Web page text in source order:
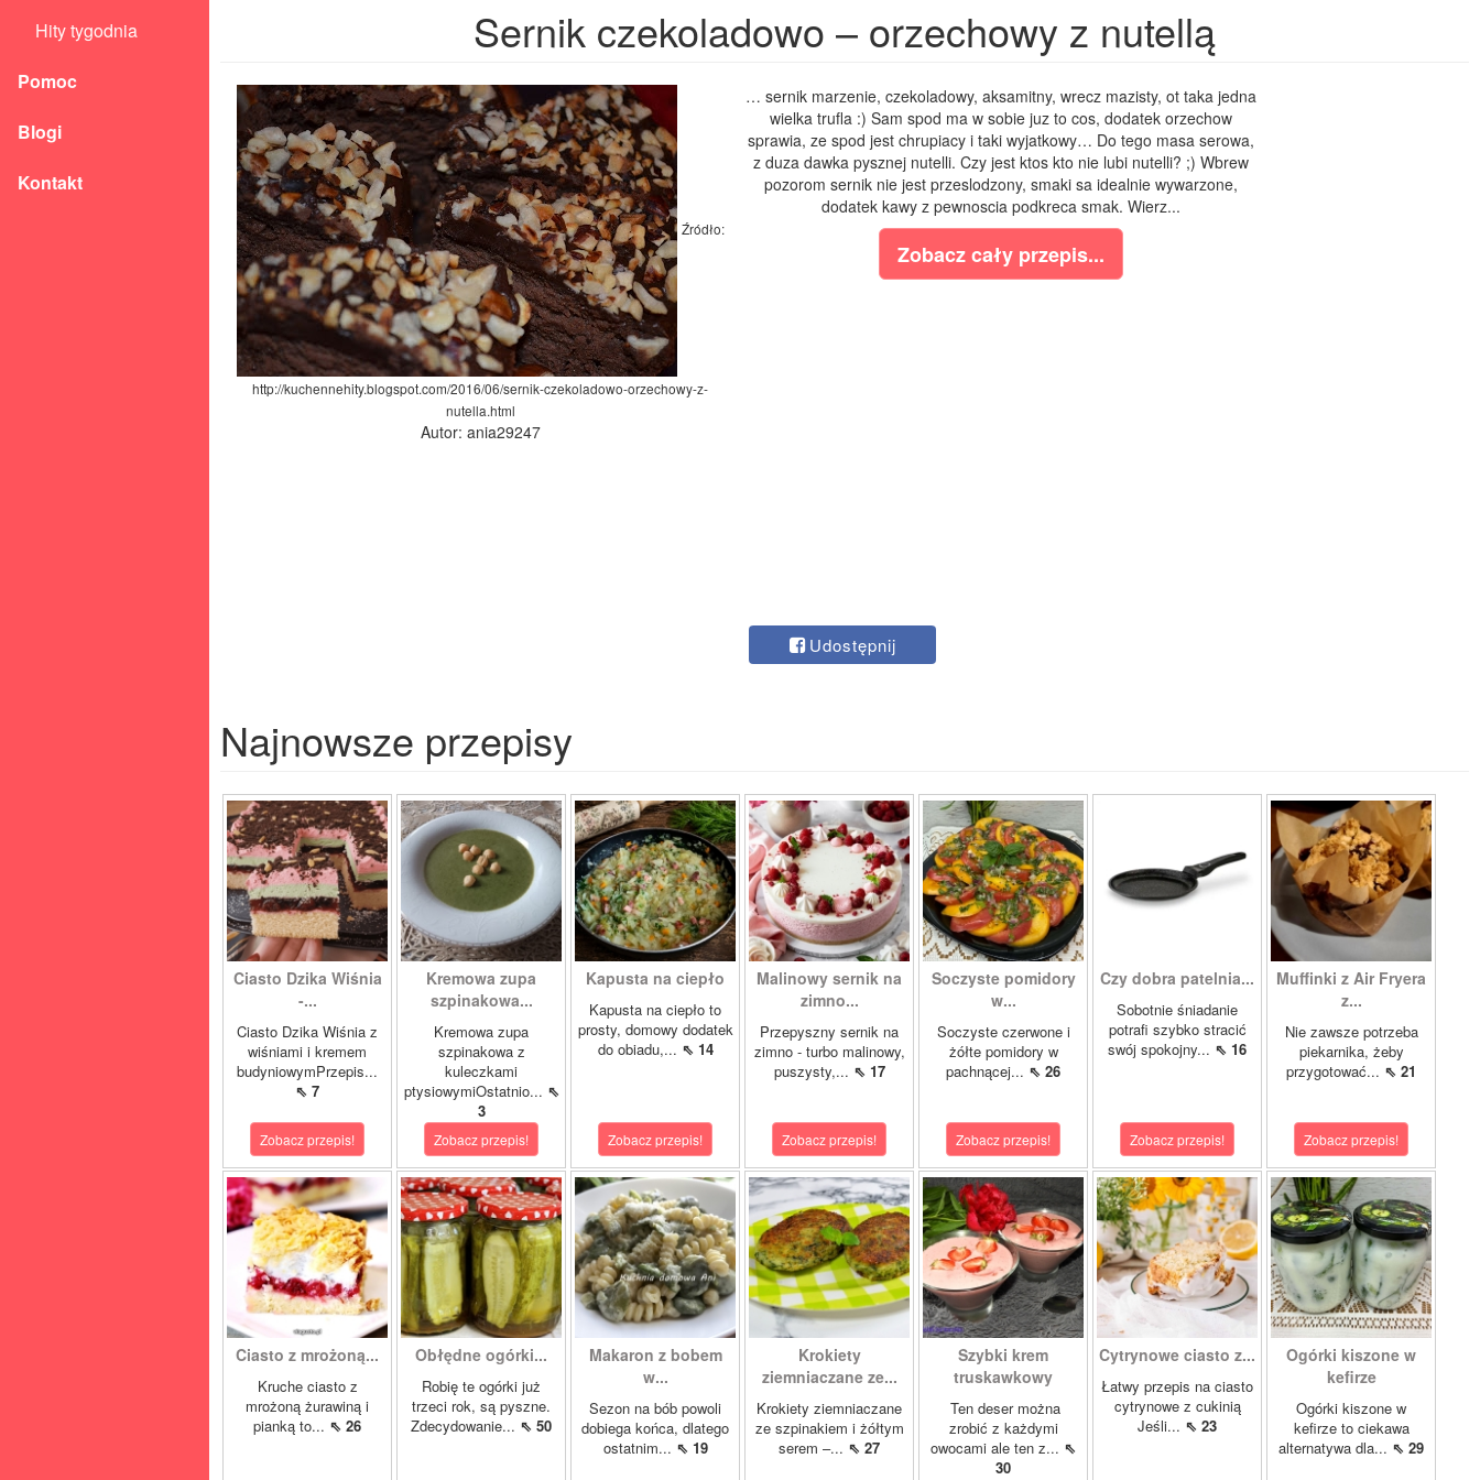
Hity tygodnia
Pomoc
Blogi
Kontakt
Sernik czekoladowo – orzechowy z nutellą
Źródło:
http://kuchennehity.blogspot.com/2016/06/sernik-czekoladowo-orzechowy-z-
nutella.html
Autor: ania29247
… sernik marzenie, czekoladowy, aksamitny, wrecz mazisty, ot taka jedna
wielka trufla :) Sam spod ma w sobie juz to cos, dodatek orzechow
sprawia, ze spod jest chrupiacy i taki wyjatkowy… Do tego masa serowa,
z duza dawka pysznej nutelli. Czy jest ktos kto nie lubi nutelli? ;) Wbrew
pozorom sernik nie jest przeslodzony, smaki sa idealnie wywarzone,
dodatek kawy z pewnoscia podkreca smak. Wierz...
Zobacz cały przepis...
Udostępnij
Najnowsze przepisy
Ciasto Dzika Wiśnia
-...
Ciasto Dzika Wiśnia z
wiśniami i kremem
budyniowymPrzepis...
⇖ 7
Zobacz przepis!
Kremowa zupa
szpinakowa...
Kremowa zupa
szpinakowa z
kuleczkami
ptysiowymiOstatnio... ⇖
3
Zobacz przepis!
Kapusta na ciepło
Kapusta na ciepło to
prosty, domowy dodatek
do obiadu,... ⇖ 14
Zobacz przepis!
Malinowy sernik na
zimno...
Przepyszny sernik na
zimno - turbo malinowy,
puszysty,... ⇖ 17
Zobacz przepis!
Soczyste pomidory
w...
Soczyste czerwone i
żółte pomidory w
pachnącej... ⇖ 26
Zobacz przepis!
Czy dobra patelnia...
Sobotnie śniadanie
potrafi szybko stracić
swój spokojny... ⇖ 16
Zobacz przepis!
Muffinki z Air Fryera
z...
Nie zawsze potrzeba
piekarnika, żeby
przygotować... ⇖ 21
Zobacz przepis!
Ciasto z mrożoną...
Kruche ciasto z
mrożoną żurawiną i
pianką to... ⇖ 26
Obłędne ogórki...
Robię te ogórki już
trzeci rok, są pyszne.
Zdecydowanie... ⇖ 50
Makaron z bobem
w...
Sezon na bób powoli
dobiega końca, dlatego
ostatnim... ⇖ 19
Krokiety
ziemniaczane ze...
Krokiety ziemniaczane
ze szpinakiem i żółtym
serem –... ⇖ 27
Szybki krem
truskawkowy
Ten deser można
zrobić z każdymi
owocami ale ten z... ⇖
30
Cytrynowe ciasto z...
Łatwy przepis na ciasto
cytrynowe z cukinią
Jeśli... ⇖ 23
Ogórki kiszone w
kefirze
Ogórki kiszone w
kefirze to ciekawa
alternatywa dla... ⇖ 29